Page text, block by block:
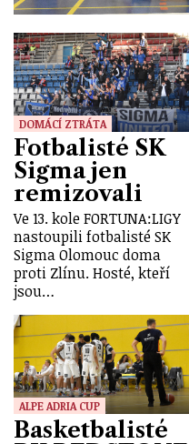
DOMÁCÍ ZTRÁTA
Fotbalisté SK
Sigma jen
remizovali
Ve 13. kole FORTUNA:LIGY
nastoupili fotbalisté SK
Sigma Olomouc doma
proti Zlínu. Hosté, kteří
jsou…
ALPE ADRIA CUP
Basketbalisté